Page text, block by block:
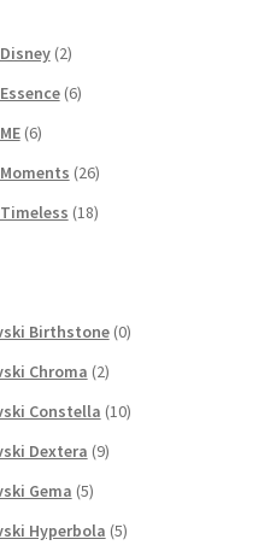
(2)
(6)
(6)
(26)
(18)
Birthstone (0)
Chroma (2)
Constella (10)
Dextera (9)
Gema (5)
Hyperbola (5)